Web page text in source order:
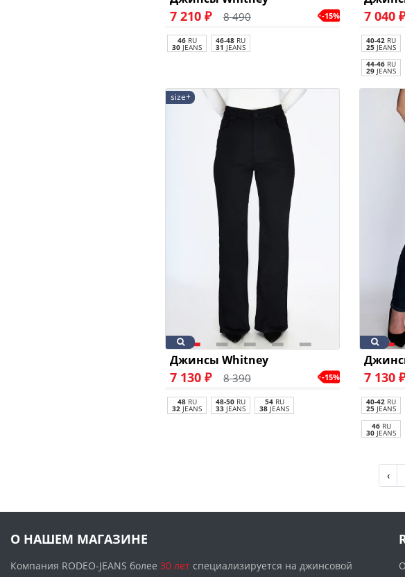
7 210 ₽ 8 490 -15%
46RU
30 JEANS
46-48 RU
31 JEANS
7 040 ₽
40-42 RU
25 JEANS
44-46 RU
29 JEANS
size+
Джинсы Whitney
7 130 ₽ 8 390 -15%
48RU
32 JEANS
48-50 RU
33 JEANS
54RU
38 JEANS
7 130 ₽
40-42 RU
25 JEANS
46RU
30 JEANS
‹
О НАШЕМ МАГАЗИНЕ
Компания RODEO-JEANS более 30 лет специализируется на джинсовой